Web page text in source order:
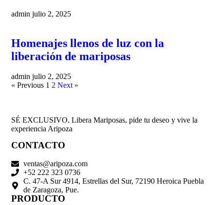
admin julio 2, 2025
Homenajes llenos de luz con la
liberación de mariposas
admin julio 2, 2025
« Previous 1 2 Next »
SÉ EXCLUSIVO. Libera Mariposas, pide tu deseo y vive la
experiencia Aripoza
CONTACTO
ventas@aripoza.com
+52 222 323 0736
C. 47-A Sur 4914, Estrellas del Sur, 72190 Heroica Puebla
de Zaragoza, Pue.
PRODUCTO